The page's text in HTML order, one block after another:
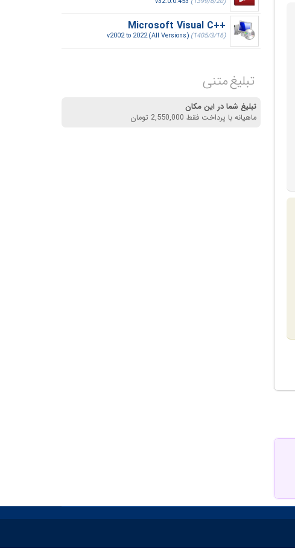
Microsoft Visual C++‎
v2002 to 2022 (All Versions) (1405/3/16)
تبلیغ متنی
تبلیغ شما در این مکان
ماهیانه با پرداخت فقط 2,550,000 تومان